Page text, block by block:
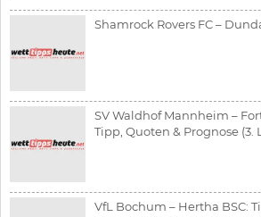
Shamrock Rovers FC –
SV Waldhof Mannheim –
Tipp, Quoten & Prognose (3.
VfL Bochum – Hertha BSC: